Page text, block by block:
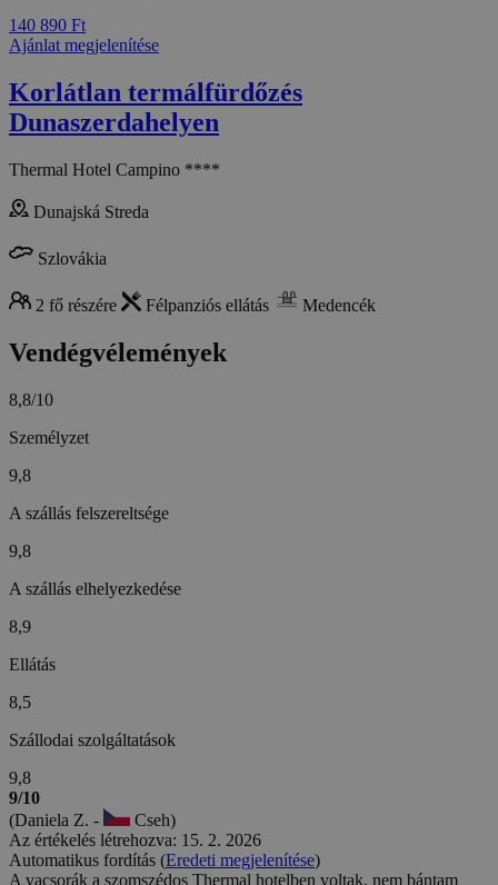
140 890 Ft
Ajánlat megjelenítése
Korlátlan termálfürdőzés
Dunaszerdahelyen
Thermal Hotel Campino ****
Dunajská Streda
Szlovákia
2 fő részére Félpanziós ellátás Medencék
Vendégvélemények
8,8/10
Személyzet
9,8
A szállás felszereltsége
9,8
A szállás elhelyezkedése
8,9
Ellátás
8,5
Szállodai szolgáltatások
9,8
9/10
(Daniela Z. -
Cseh)
Az értékelés létrehozva: 15. 2. 2026
Automatikus fordítás (Eredeti megjelenítése)
A vacsorák a szomszédos Thermal hotelben voltak, nem bántam